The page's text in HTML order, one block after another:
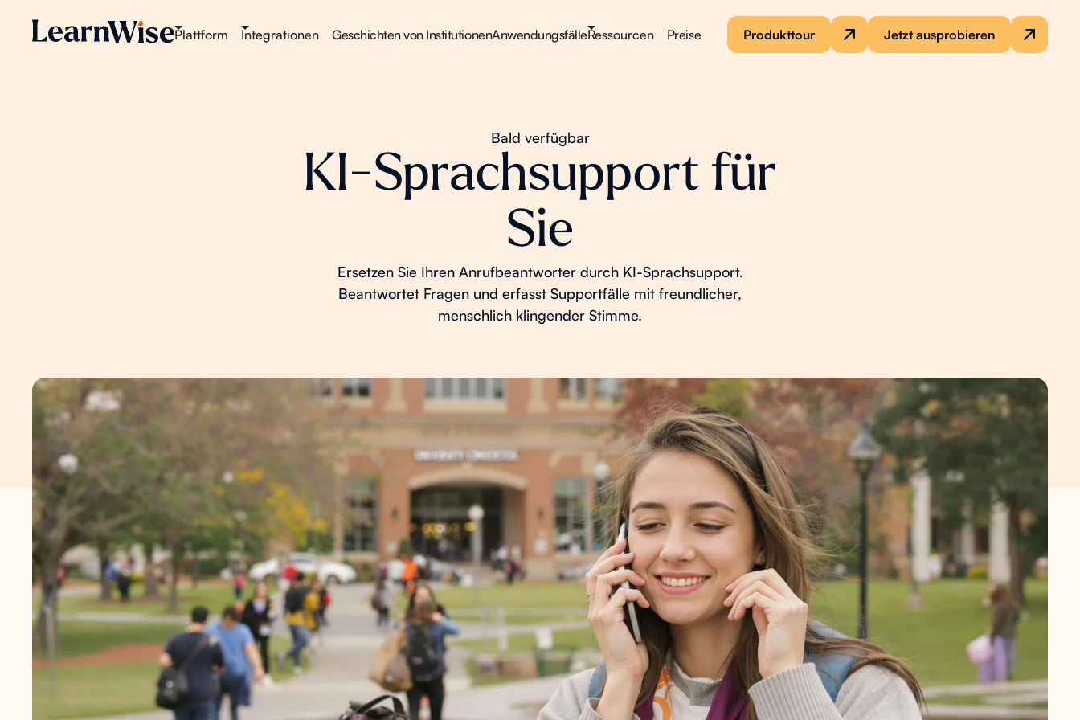
Plattform Integrationen Geschichten von InstitutionenAnwendungsfälleRessourcen Preise Produkttour Jetzt ausprobieren
Bald verfügbar
KI-Sprachsupport für
Sie
Ersetzen Sie Ihren Anrufbeantworter durch KI-Sprachsupport.
Beantwortet Fragen und erfasst Supportfälle mit freundlicher,
menschlich klingender Stimme.